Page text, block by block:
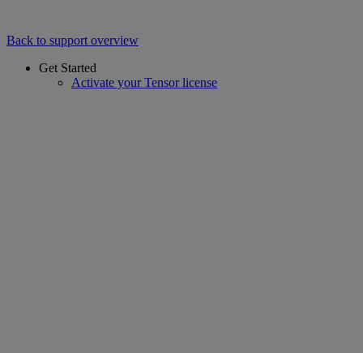
Back to support overview
Get Started
Activate your Tensor license